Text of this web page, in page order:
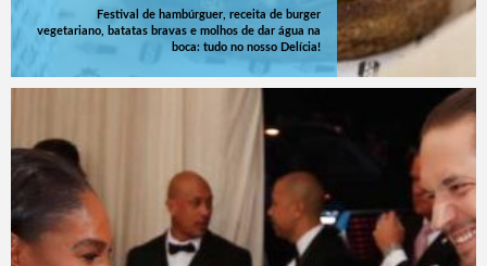
Festival de hambúrguer, receita de burger
vegetariano, batatas bravas e molhos de dar água na
boca: tudo no nosso Delícia!